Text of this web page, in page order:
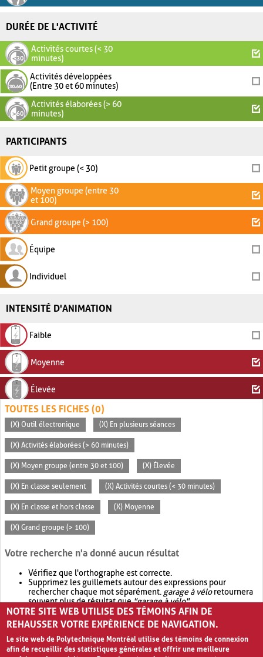
DURÉE DE L'ACTIVITÉ
Activités courtes (< 30
minutes)
Activités développées
(Entre 30 et 60 minutes)
Activités élaborées (> 60
minutes)
PARTICIPANTS
Petit groupe (< 30)
Moyen groupe (entre 30
et 100)
Grand groupe (> 100)
Équipe
Individuel
INTENSITÉ D'ANIMATION
Faible
Moyenne
Élevée
TOUTES LES FICHES (0)
(X) Outil électronique (X) En plusieurs séances
(X) Activités élaborées (> 60 minutes)
(X) Moyen groupe (entre 30 et 100) (X) Élevée
(X) En classe seulement (X) Activités courtes (< 30 minutes)
(X) En classe et hors classe (X) Moyenne
(X) Grand groupe (> 100)
Votre recherche n'a donné aucun résultat
Vérifiez que l'orthographe est correcte.
Supprimez les guillemets autour des expressions pour
rechercher chaque mot séparément. garage à véloretournera
souvent plus de résultat que"garage à vélo".
Envisagez d'élargir votre recherche avec OR.garage OR vélo
retournera souvent plus de résultat quegarage à vélo
NOTRE SITE WEB UTILISE DES TÉMOINS AFIN DE
REHAUSSER VOTRE EXPÉRIENCE DE NAVIGATION.
Le site web de Polytechnique Montréal utilise des témoins de connexion
afin de recueillir des statistiques générales et offrir une meilleure